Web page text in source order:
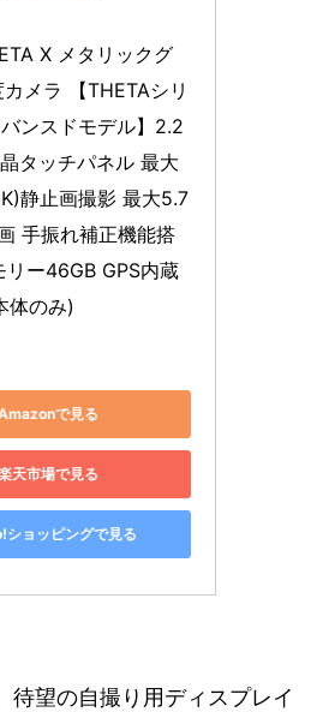
X メタリックグ
メラ 【THETAシリ
ンスドモデル】2.2
タッチパネル 最大
静止画撮影 最大5.7
手振れ補正機能搭
リー46GB GPS内蔵
体のみ)
で見る
天市場で見る
ショッピングで見る
待望の自撮り用ディスプレイ